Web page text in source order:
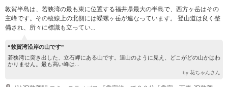
敦賀半島は、若狭湾の最も東に位置する福井県最大の半島で、西方ヶ岳はその
主峰です。その稜線上の北側には蠑螺ヶ岳が連なっています。 登山道は良く整
備され、所々に標識も立ってい...
“敦賀湾沿岸の山です”
若狭湾に突き出した、立石岬にある山です。連山のように見え、どこがどの山かはわ
かりません。最も高い峰は...
by 花ちゃんさん